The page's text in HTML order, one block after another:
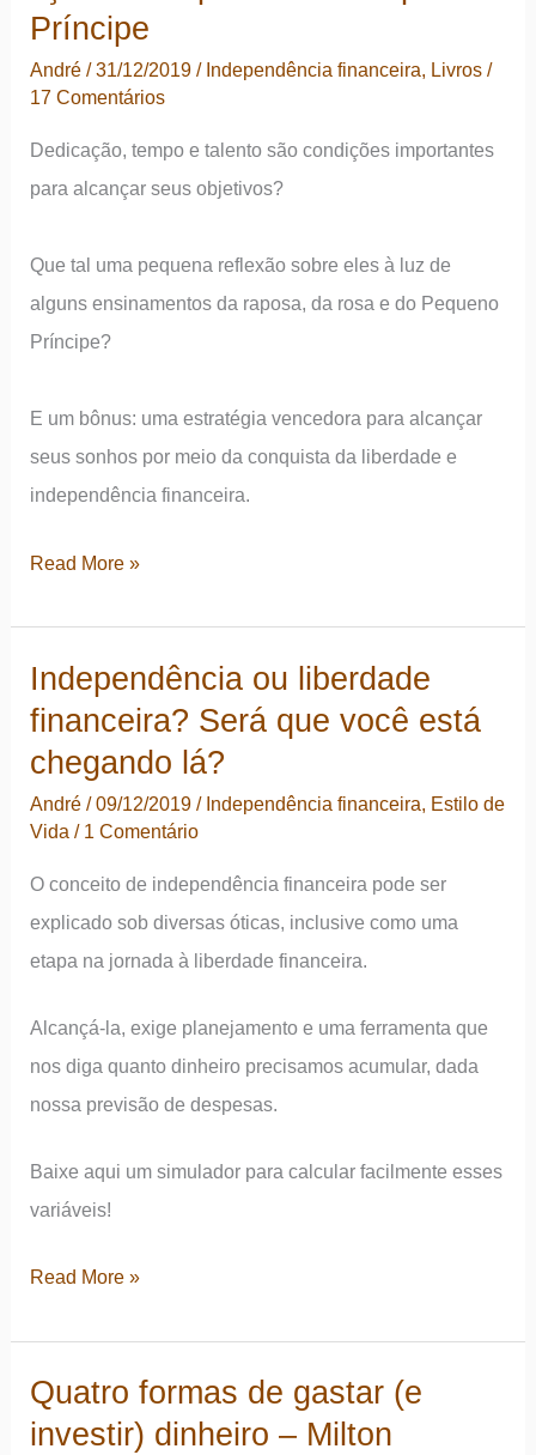
e
a
planilha
Príncipe
André/31/12/2019/ Independência financeira, Livros /
17 Comentários
Dedicação, tempo e talento são condições importantes
para alcançar seus objetivos?
Que tal uma pequena reflexão sobre eles à luz de
alguns ensinamentos da raposa, da rosa e do Pequeno
Príncipe?
E um bônus: uma estratégia vencedora para alcançar
seus sonhos por meio da conquista da liberdade e
independência financeira.
Sonhos,
lições
da
raposa
e
Read More »
Independência ou liberdade
financeira? Será que você está
chegando lá?
André/09/12/2019/ Independência financeira Estilo de
Vida / 1 Comentário
O conceito de independência financeira pode ser
explicado sob diversas óticas, inclusive como uma
etapa na jornada à liberdade financeira.
Alcançá-la, exige planejamento e uma ferramenta que
nos diga quanto dinheiro precisamos acumular, dada
nossa previsão de despesas.
Baixe aqui um simulador para calcular facilmente esses
variáveis!
Independência
financeira?
Será
Read More »
Quatro formas de gastar (e
investir) dinheiro – Milton